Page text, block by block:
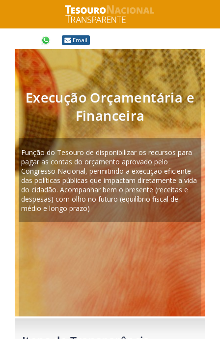
CompartilharEmail
Execução Orçamentária e
Financeira
Função do Tesouro de disponibilizar os recursos para
pagar as contas do orçamento aprovado pelo
Congresso Nacional, permitindo a execução eficiente
das políticas públicas que impactam diretamente a vida
do cidadão. Acompanhar bem o presente (receitas e
despesas) com olho no futuro (equilíbrio fiscal de
médio e longo prazo)